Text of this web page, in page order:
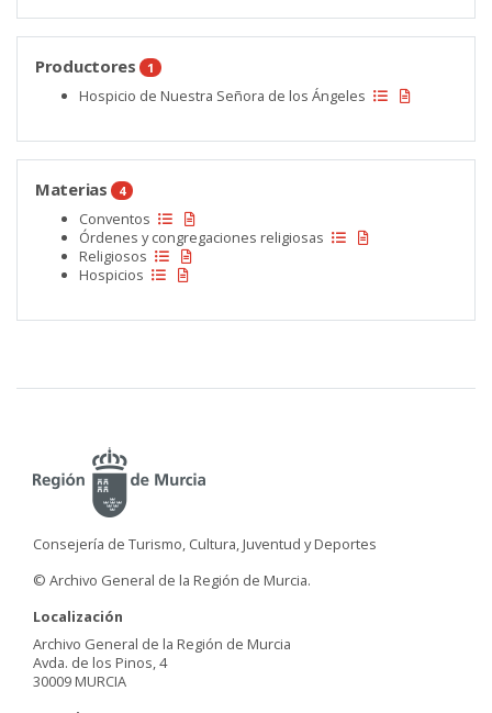
Productores 1
Hospicio de Nuestra Señora de los Ángeles
Materias 4
Conventos
Órdenes y congregaciones religiosas
Religiosos
Hospicios
Consejería de Turismo, Cultura, Juventud y Deportes
© Archivo General de la Región de Murcia.
Localización
Archivo General de la Región de Murcia
Avda. de los Pinos, 4
30009 MURCIA